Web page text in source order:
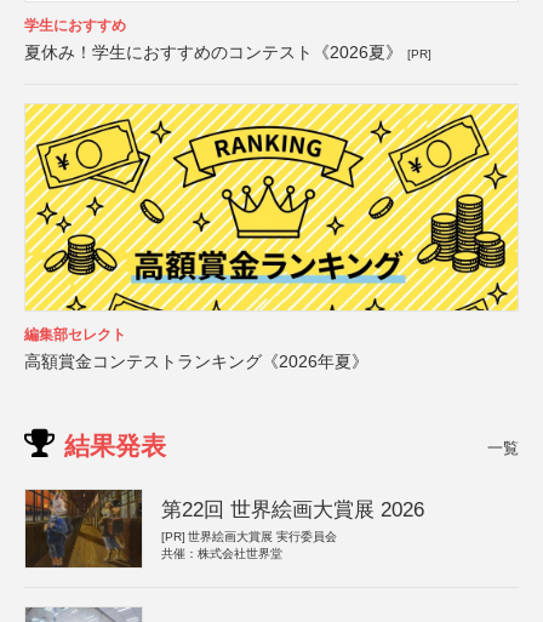
学生におすすめ
夏休み！学生におすすめのコンテスト《2026夏》 [PR]
編集部セレクト
高額賞金コンテストランキング《2026年夏》
結果発表 一覧
第22回 世界絵画大賞展 2026
[PR] 世界絵画大賞展 実行委員会
共催：株式会社世界堂